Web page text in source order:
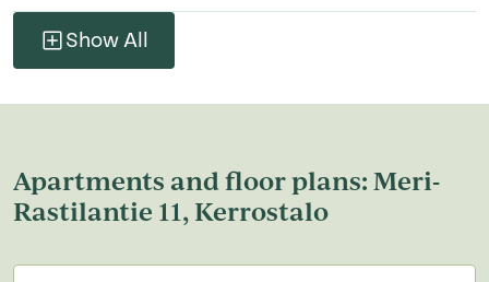
Show All
Apartments and floor plans: Meri-
Rastilantie 11, Kerrostalo